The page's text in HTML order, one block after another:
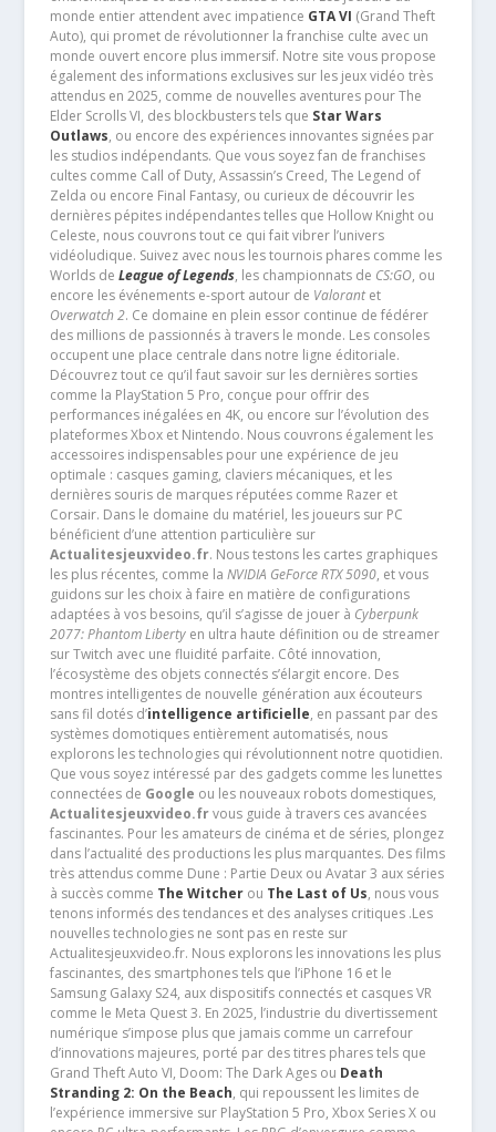
monde entier attendent avec impatience GTA VI (Grand Theft
Auto), qui promet de révolutionner la franchise culte avec un
monde ouvert encore plus immersif. Notre site vous propose
également des informations exclusives sur les jeux vidéo très
attendus en 2025, comme de nouvelles aventures pour The
Elder Scrolls VI, des blockbusters tels que Star Wars
Outlaws, ou encore des expériences innovantes signées par
les studios indépendants. Que vous soyez fan de franchises
cultes comme Call of Duty, Assassin’s Creed, The Legend of
Zelda ou encore Final Fantasy, ou curieux de découvrir les
dernières pépites indépendantes telles que Hollow Knight ou
Celeste, nous couvrons tout ce qui fait vibrer l’univers
vidéoludique. Suivez avec nous les tournois phares comme les
Worlds de League of Legends, les championnats de CS:GO, ou
encore les événements e-sport autour de Valorantet
Overwatch 2. Ce domaine en plein essor continue de fédérer
des millions de passionnés à travers le monde. Les consoles
occupent une place centrale dans notre ligne éditoriale.
Découvrez tout ce qu’il faut savoir sur les dernières sorties
comme la PlayStation 5 Pro, conçue pour offrir des
performances inégalées en 4K, ou encore sur l’évolution des
plateformes Xbox et Nintendo. Nous couvrons également les
accessoires indispensables pour une expérience de jeu
optimale : casques gaming, claviers mécaniques, et les
dernières souris de marques réputées comme Razer et
Corsair. Dans le domaine du matériel, les joueurs sur PC
bénéficient d’une attention particulière sur
Actualitesjeuxvideo.fr. Nous testons les cartes graphiques
les plus récentes, comme la NVIDIA GeForce RTX 5090, et vous
guidons sur les choix à faire en matière de configurations
adaptées à vos besoins, qu’il s’agisse de jouer à Cyberpunk
2077: Phantom Libertyen ultra haute définition ou de streamer
sur Twitch avec une fluidité parfaite. Côté innovation,
l’écosystème des objets connectés s’élargit encore. Des
montres intelligentes de nouvelle génération aux écouteurs
sans fil dotés d’intelligence artificielle, en passant par des
systèmes domotiques entièrement automatisés, nous
explorons les technologies qui révolutionnent notre quotidien.
Que vous soyez intéressé par des gadgets comme les lunettes
connectées de Google ou les nouveaux robots domestiques,
Actualitesjeuxvideo.frvous guide à travers ces avancées
fascinantes. Pour les amateurs de cinéma et de séries, plongez
dans l’actualité des productions les plus marquantes. Des films
très attendus comme Dune : Partie Deux ou Avatar 3 aux séries
à succès comme The Witcherou The Last of Us, nous vous
tenons informés des tendances et des analyses critiques .Les
nouvelles technologies ne sont pas en reste sur
Actualitesjeuxvideo.fr. Nous explorons les innovations les plus
fascinantes, des smartphones tels que l’iPhone 16 et le
Samsung Galaxy S24, aux dispositifs connectés et casques VR
comme le Meta Quest 3. En 2025, l’industrie du divertissement
numérique s’impose plus que jamais comme un carrefour
d’innovations majeures, porté par des titres phares tels que
Grand Theft Auto VI, Doom: The Dark Ages ou Death
Stranding 2: On the Beach, qui repoussent les limites de
l’expérience immersive sur PlayStation 5 Pro, Xbox Series X ou